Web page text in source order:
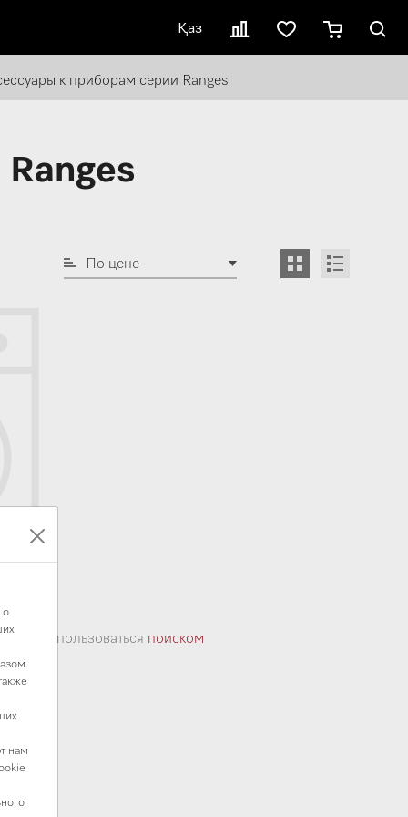
Қаз
к приборам серии Ranges
По цене
или воспользоваться поиском
о
нам